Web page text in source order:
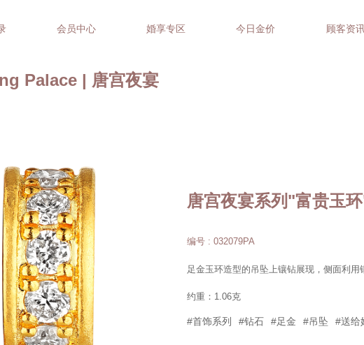
会员中心 婚享专区 今日金价 顾客资
Palace | 唐宫夜宴
唐宫夜宴系列"富贵玉
编号 : 032079PA
足金玉环造型的吊坠上镶钻展现，侧面利用
约重：1.06克
#首饰系列 #钻石 #足金 #吊坠 #送给